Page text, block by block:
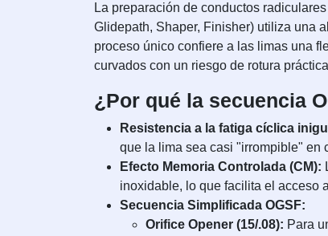
La preparación de conductos
Glidepath, Shaper, Finisher) utiliza una
proceso único confiere a las limas una
curvados con un riesgo de rotura
¿Por qué la secuencia
Resistencia a la fatiga cíclica
que la lima sea casi "irrompible" en
Efecto Memoria Controlada (CM):
inoxidable, lo que facilita el acceso
Secuencia Simplificada OGSF:
Orifice Opener (15/.08): Para